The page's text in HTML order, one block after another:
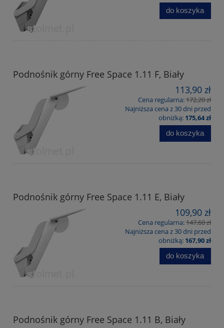
do koszyka
Podnośnik górny Free Space 1.11 F, Biały
113,90 zł
Cena regularna:172,20 zł
Najniższa cena z 30 dni przed
obniżką: 175,64 zł
do koszyka
Podnośnik górny Free Space 1.11 E, Biały
109,90 zł
Cena regularna:147,60 zł
Najniższa cena z 30 dni przed
obniżką: 167,90 zł
do koszyka
Podnośnik górny Free Space 1.11 B, Biały